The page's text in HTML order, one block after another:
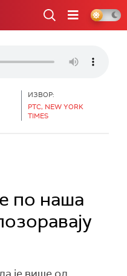
ИЗВОР:
РТС, NEW YORK
TIMES
по наша